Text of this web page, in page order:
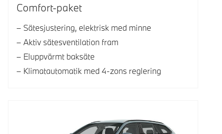
Comfort-paket
Sätesjustering, elektrisk med minne
Aktiv sätesventilation fram
Eluppvärmt baksäte
Klimatautomatik med 4-zons reglering